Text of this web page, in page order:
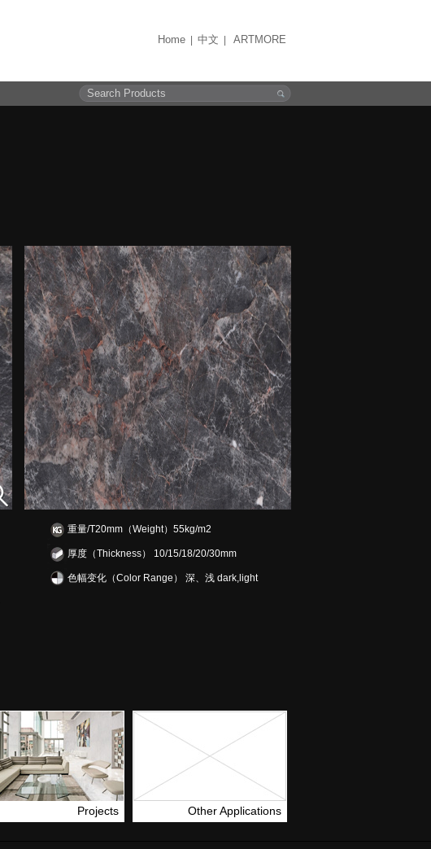
Home 中文 ARTMORE
重量/T20mm（Weight）55kg/m2
厚度（Thickness） 10/15/18/20/30mm
色幅变化（Color Range） 深、浅 dark,light
Projects Other Applications